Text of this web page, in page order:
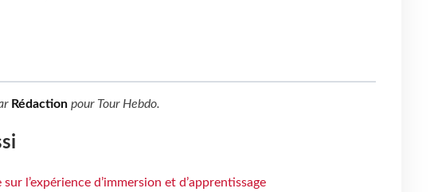
Rédactionpour Tour Hebdo.
sur l’expérience d’immersion et d’apprentissage